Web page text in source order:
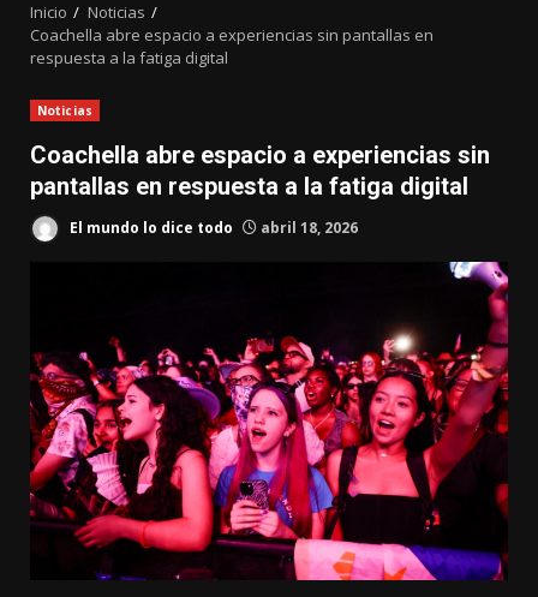
Inicio
Noticias
Coachella abre espacio a experiencias sin pantallas en
respuesta a la fatiga digital
Noticias
Coachella abre espacio a experiencias sin
pantallas en respuesta a la fatiga digital
El mundo lo dice todo abril 18, 2026